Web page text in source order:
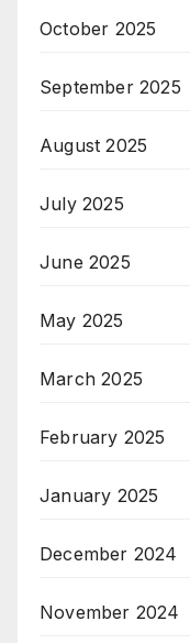
October 2025
September 2025
August 2025
July 2025
June 2025
May 2025
March 2025
February 2025
January 2025
December 2024
November 2024